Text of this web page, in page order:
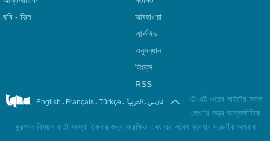
ছবি‎ - ফিল্ম
আবহাওয়া
আর্কাইভ
অনুসন্ধান
লিংক্‌স
RSS
English . Français. Türkçe . العربیة.فارسی © এই ওয়েব সাইটের সকল
লেখা'র সত্ত্ব আন্তর্জাতিক
কুরআন বিষয়ক বার্তা সংস্থা ইকনার জন্য সংরক্ষিত এবং এর অবৈধ ব্যবহার দণ্ডণীয় অপরাধ